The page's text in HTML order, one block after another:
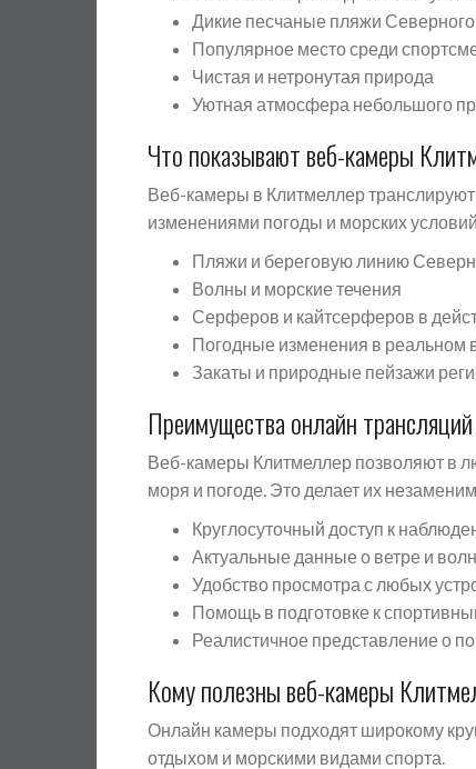
Дикие песчаные пляжи
Популярное место среди
Чистая и нетронутая природа
Уютная атмосфера небольшого
Что показывают веб-камеры
Веб-камеры в Клитмеллер
изменениями погоды и морских
Пляжи и береговую линию
Волны и морские течения
Серферов и кайтсерферов в
Погодные изменения в реальном
Закаты и природные пейзажи
Преимущества онлайн трансляций
Веб-камеры Клитмеллер позволяют в
моря и погоде. Это делает их
Круглосуточный доступ к
Актуальные данные о ветре и
Удобство просмотра с любых
Помощь в подготовке к
Реалистичное представление о
Кому полезны веб-камеры
Онлайн камеры подходят широкому
отдыхом и морскими видами спорта.